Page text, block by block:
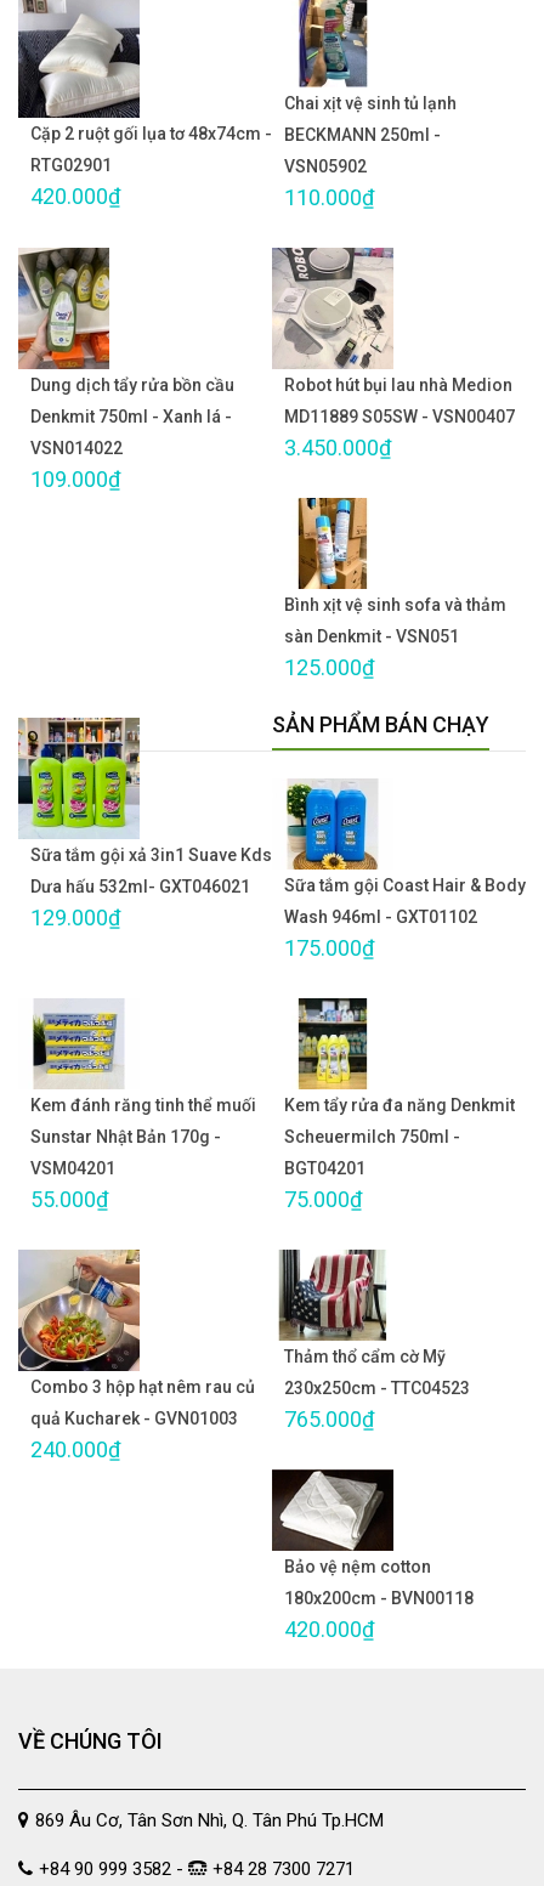
Cặp 2 ruột gối lụa tơ 48x74cm -
RTG02901
420.000₫
Chai xịt vệ sinh tủ lạnh
BECKMANN 250ml -
VSN05902
110.000₫
Dung dịch tẩy rửa bồn cầu
Denkmit 750ml - Xanh lá -
VSN014022
109.000₫
Robot hút bụi lau nhà Medion
MD11889 S05SW - VSN00407
3.450.000₫
Bình xịt vệ sinh sofa và thảm
sàn Denkmit - VSN051
125.000₫
Sữa tắm gội xả 3in1 Suave Kds
Dưa hấu 532ml- GXT046021
129.000₫
SẢN PHẨM BÁN CHẠY
Sữa tắm gội Coast Hair & Body
Wash 946ml - GXT01102
175.000₫
Kem đánh răng tinh thể muối
Sunstar Nhật Bản 170g -
VSM04201
55.000₫
Kem tẩy rửa đa năng Denkmit
Scheuermilch 750ml -
BGT04201
75.000₫
Combo 3 hộp hạt nêm rau củ
quả Kucharek - GVN01003
240.000₫
Thảm thổ cẩm cờ Mỹ
230x250cm - TTC04523
765.000₫
Bảo vệ nệm cotton
180x200cm - BVN00118
420.000₫
VỀ CHÚNG TÔI
869 Âu Cơ, Tân Sơn Nhì, Q. Tân Phú Tp.HCM
+84 90 999 3582 - +84 28 7300 7271